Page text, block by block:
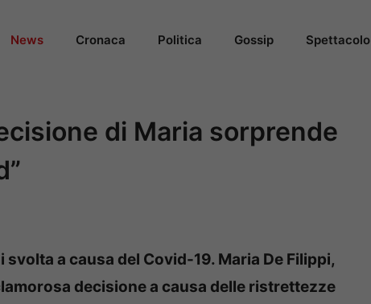
News Cronaca Politica Gossip Spettacolo
di Maria sorprende
a causa del Covid-19. Maria De Filippi,
decisione a causa delle ristrettezze